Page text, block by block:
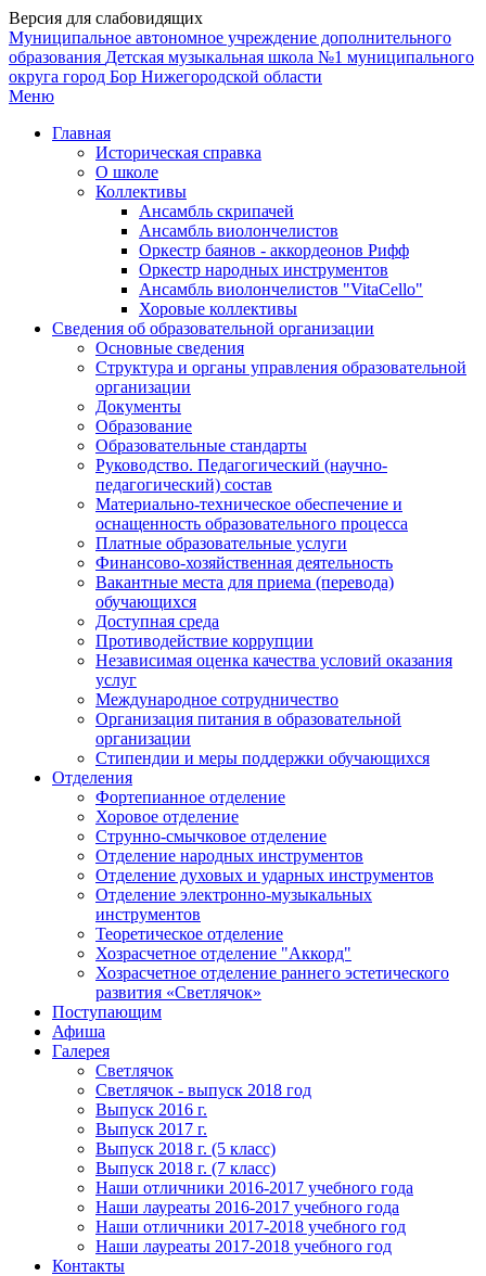
Версия для слабовидящих
Муниципальное автономное учреждение дополнительного
образования Детская музыкальная школа №1 муниципального
округа город Бор Нижегородской области
Меню
Главная
Историческая справка
О школе
Коллективы
Ансамбль скрипачей
Ансамбль виолончелистов
Оркестр баянов - аккордеонов Рифф
Оркестр народных инструментов
Ансамбль виолончелистов "VitaCello"
Хоровые коллективы
Сведения об образовательной организации
Основные сведения
Структура и органы управления образовательной
организации
Документы
Образование
Образовательные стандарты
Руководство. Педагогический (научно-
педагогический) состав
Материально-техническое обеспечение и
оснащенность образовательного процесса
Платные образовательные услуги
Финансово-хозяйственная деятельность
Вакантные места для приема (перевода)
обучающихся
Доступная среда
Противодействие коррупции
Независимая оценка качества условий оказания
услуг
Международное сотрудничество
Организация питания в образовательной
организации
Стипендии и меры поддержки обучающихся
Отделения
Фортепианное отделение
Хоровое отделение
Струнно-смычковое отделение
Отделение народных инструментов
Отделение духовых и ударных инструментов
Отделение электронно-музыкальных
инструментов
Теоретическое отделение
Хозрасчетное отделение "Аккорд"
Хозрасчетное отделение раннего эстетического
развития «Светлячок»
Поступающим
Афиша
Галерея
Светлячок
Светлячок - выпуск 2018 год
Выпуск 2016 г.
Выпуск 2017 г.
Выпуск 2018 г. (5 класс)
Выпуск 2018 г. (7 класс)
Наши отличники 2016-2017 учебного года
Наши лауреаты 2016-2017 учебного года
Наши отличники 2017-2018 учебного год
Наши лауреаты 2017-2018 учебного год
Контакты